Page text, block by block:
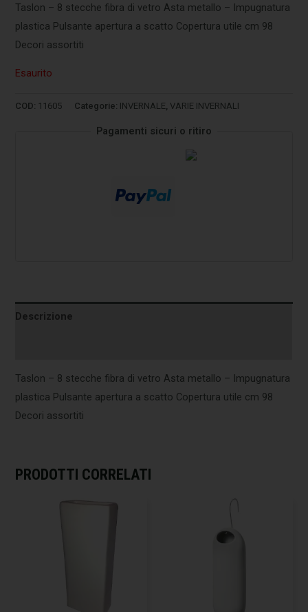
Taslon – 8 stecche fibra di vetro Asta metallo – Impugnatura
plastica Pulsante apertura a scatto Copertura utile cm 98
Decori assortiti
Esaurito
COD: 11605 Categorie: INVERNALE, VARIE INVERNALI
Pagamenti sicuri o ritiro
Descrizione
Taslon – 8 stecche fibra di vetro Asta metallo – Impugnatura
plastica Pulsante apertura a scatto Copertura utile cm 98
Decori assortiti
PRODOTTI CORRELATI